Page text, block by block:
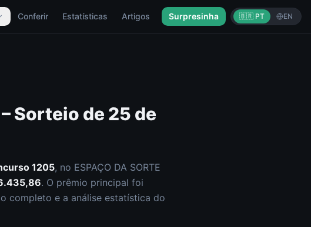
Conferir Estatísticas Artigos Surpresinha 🇧🇷 PT EN
– Sorteio de 25 de
1205, no ESPAÇO DA SORTE
. O prêmio principal foi
completo e a análise estatística do